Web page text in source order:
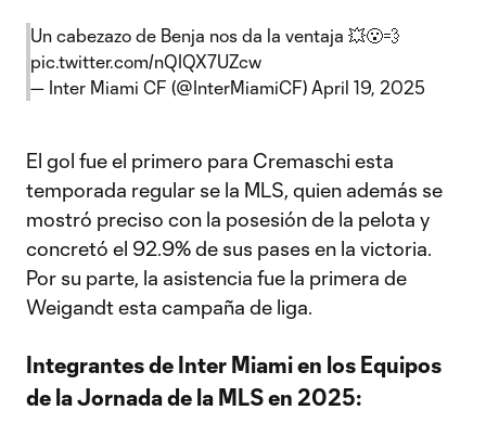
Un cabezazo de Benja nos da la ventaja 💥😮‍💨
pic.twitter.com/nQIQX7UZcw
— Inter Miami CF (@InterMiamiCF) April 19, 2025
El gol fue el primero para Cremaschi esta
temporada regular se la MLS, quien además se
mostró preciso con la posesión de la pelota y
concretó el 92.9% de sus pases en la victoria.
Por su parte, la asistencia fue la primera de
Weigandt esta campaña de liga.
Integrantes de Inter Miami en los Equipos
de la Jornada de la MLS en 2025: